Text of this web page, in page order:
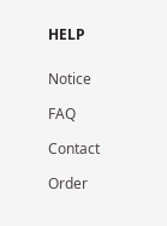
HELP
Notice
FAQ
Contact
Order